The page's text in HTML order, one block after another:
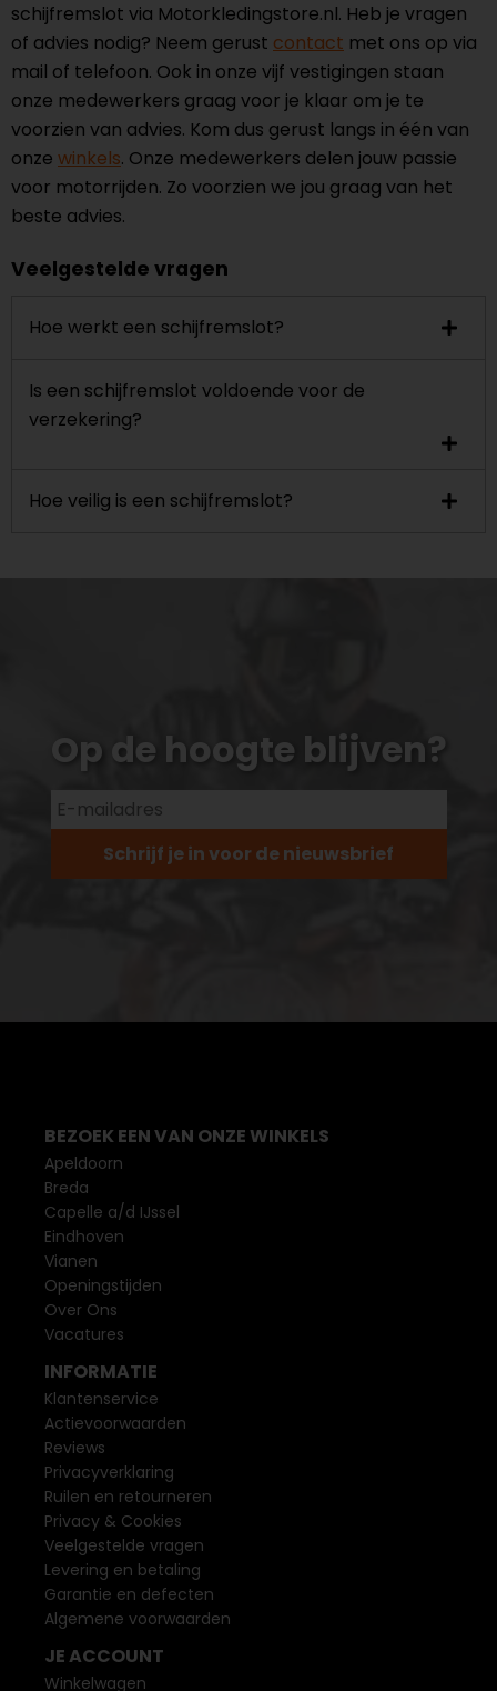
schijfremslot via Motorkledingstore.nl. Heb je vragen
of advies nodig? Neem gerust contact met ons op via
mail of telefoon. Ook in onze vijf vestigingen staan
onze medewerkers graag voor je klaar om je te
voorzien van advies. Kom dus gerust langs in één van
onze winkels. Onze medewerkers delen jouw passie
voor motorrijden. Zo voorzien we jou graag van het
beste advies.
Veelgestelde vragen
Hoe werkt een schijfremslot?
Is een schijfremslot voldoende voor de
verzekering?
Hoe veilig is een schijfremslot?
Op de hoogte blijven?
Schrijf je in voor de nieuwsbrief
BEZOEK EEN VAN ONZE WINKELS
Apeldoorn
Breda
Capelle a/d IJssel
Eindhoven
Vianen
Openingstijden
Over Ons
Vacatures
INFORMATIE
Klantenservice
Actievoorwaarden
Reviews
Privacyverklaring
Ruilen en retourneren
Privacy & Cookies
Veelgestelde vragen
Levering en betaling
Garantie en defecten
Algemene voorwaarden
JE ACCOUNT
Winkelwagen